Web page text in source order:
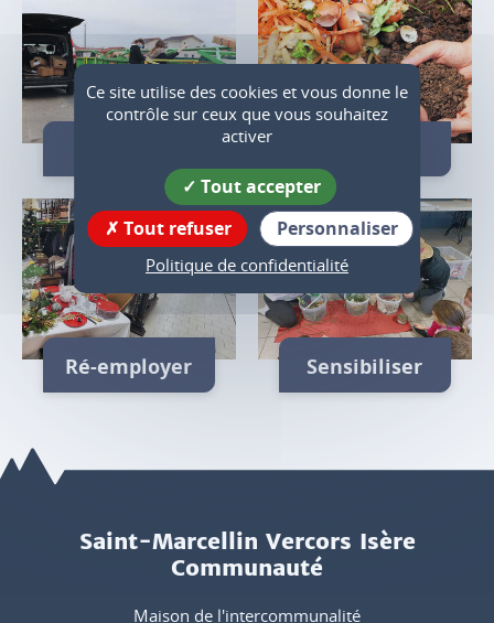
Ré-employer Sensibiliser
Saint-Marcellin Vercors Isère
Communauté
Maison de l'intercommunalité
Ce site utilise des cookies et vous donne le
contrôle sur ceux que vous souhaitez
activer
Tout accepter
Tout refuser
Personnaliser
Politique de confidentialité